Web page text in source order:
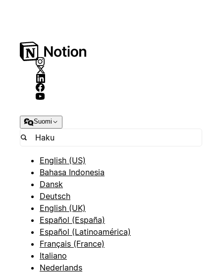
Suomi
English (US)
Bahasa Indonesia
Dansk
Deutsch
English (UK)
Español (España)
Español (Latinoamérica)
Français (France)
Italiano
Nederlands